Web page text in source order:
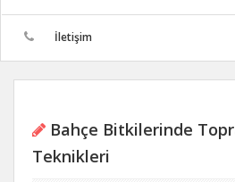
İletişim
Bahçe Bitkilerinde
Teknikleri